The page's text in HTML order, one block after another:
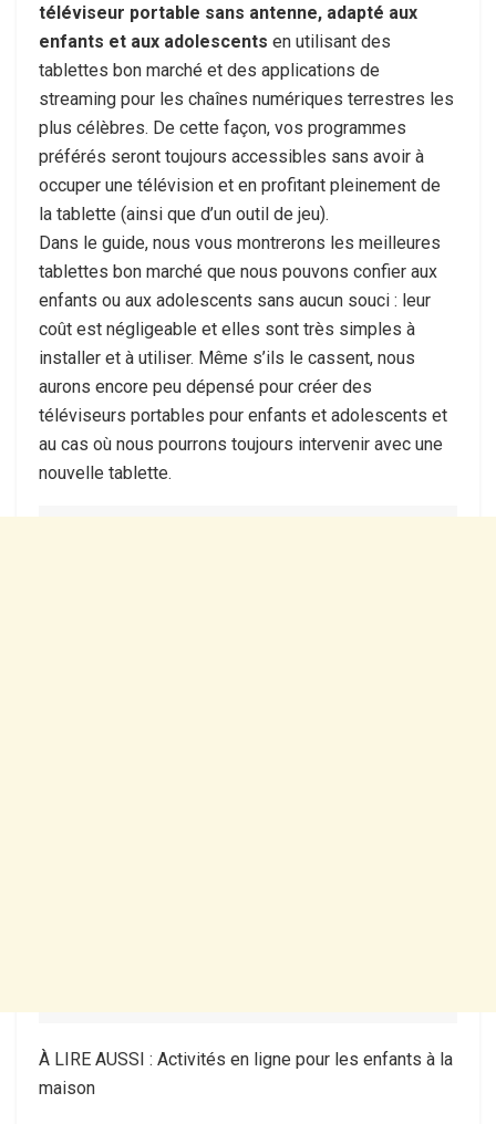
téléviseur portable sans antenne, adapté aux
enfants et aux adolescents en utilisant des
tablettes bon marché et des applications de
streaming pour les chaînes numériques terrestres les
plus célèbres. De cette façon, vos programmes
préférés seront toujours accessibles sans avoir à
occuper une télévision et en profitant pleinement de
la tablette (ainsi que d’un outil de jeu).
Dans le guide, nous vous montrerons les meilleures
tablettes bon marché que nous pouvons confier aux
enfants ou aux adolescents sans aucun souci : leur
coût est négligeable et elles sont très simples à
installer et à utiliser. Même s’ils le cassent, nous
aurons encore peu dépensé pour créer des
téléviseurs portables pour enfants et adolescents et
au cas où nous pourrons toujours intervenir avec une
nouvelle tablette.
À LIRE AUSSI : Activités en ligne pour les enfants à la
maison